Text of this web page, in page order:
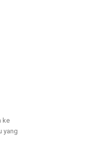
ke
yang